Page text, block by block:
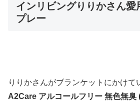
インリビングりりかさん愛
プレー
りりかさんがブランケットにかけて
A2Care アルコールフリー 無色無臭